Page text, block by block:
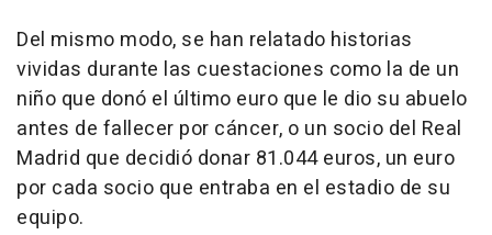
Del mismo modo, se han relatado historias
vividas durante las cuestaciones como la de un
niño que donó el último euro que le dio su abuelo
antes de fallecer por cáncer, o un socio del Real
Madrid que decidió donar 81.044 euros, un euro
por cada socio que entraba en el estadio de su
equipo.